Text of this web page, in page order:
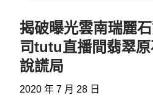
揭破曝光雲南瑞麗
司tutu直播間翡翠
說謊局
2020 年 7 月 28 日